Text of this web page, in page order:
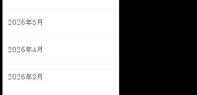
2026年5月
2026年4月
2026年3月